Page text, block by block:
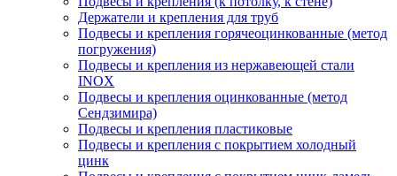
Держатели и крепления для труб
Подвесы и крепления горячеоцинкованные (метод
погружения)
Подвесы и крепления из нержавеющей стали
INOX
Подвесы и крепления оцинкованные (метод
Сендзимира)
Подвесы и крепления пластиковые
Подвесы и крепления с покрытием холодный
цинк